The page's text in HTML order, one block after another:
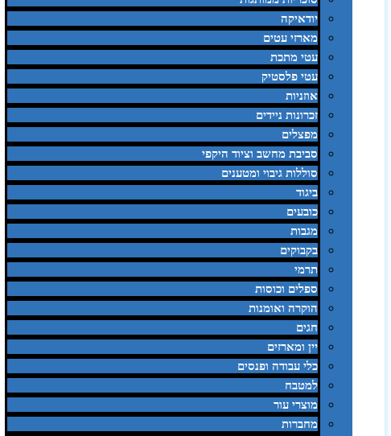
יודאיקה
מארזי עטים
עטי מתכת
עטי פלסטיק
אוזניות
זכרונות ניידים
מפצלים
סביבת מחשב וציוד היקפי
סוללות גיבוי ומטענים
ביגוד
כובעים
מגבות
בקבוקים
תרמי
ספלים וכוסות
הוקרה ואומנות
חגים
יין ומארזים
כלי עבודה ופנסים
למטבח
מוצרי עור
מחברות